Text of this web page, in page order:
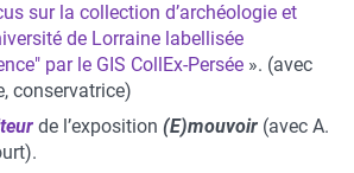
sur la collection d’archéologie et
de Lorraine labellisée
par le GIS CollEx-Persée ». (avec
conservatrice)
de l’exposition (E)mouvoir (avec A.